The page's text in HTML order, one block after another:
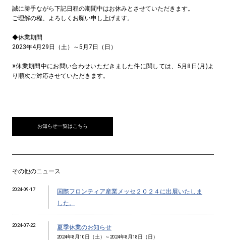
誠に勝手ながら下記日程の期間中はお休みとさせていただきます。
ご理解の程、よろしくお願い申し上げます。
◆休業期間
2023年4月29日（土）～5月7日（日）
※休業期間中にお問い合わせいただきました件に関しては、5月8日(月)よ
り順次ご対応させていただきます。
お知らせ一覧はこちら
その他のニュース
2024-09-17
国際フロンティア産業メッセ２０２４に出展いたしま
した。
2024-07-22 夏季休業のお知らせ
2024年8月10日（土）～2024年8月18日（日）